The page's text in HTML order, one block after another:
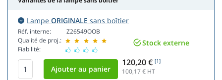
Lampe ORIGINALE sans boîtier
Réf. interne:
Qualité de proj.:
Fiabilité:
Z26549OOB
Stock externe
120,20 € [1]
100,17 € HT